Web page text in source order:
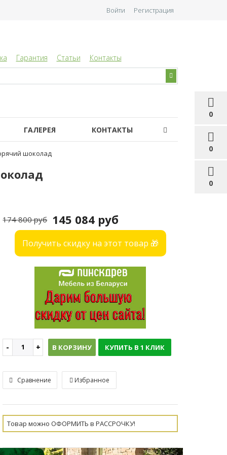
0
0
0
Войти Регистрация
Гарантия Статьи Контакты
ГАЛЕРЕЯ КОНТАКТЫ
шоколад
145 084 руб
174 800 руб
Получить скидку на этот товар 🎁
В КОРЗИНУ КУПИТЬ В 1 КЛИК
Сравнение Избранное
Товар можно ОФОРМИТЬ в РАССРОЧКУ!